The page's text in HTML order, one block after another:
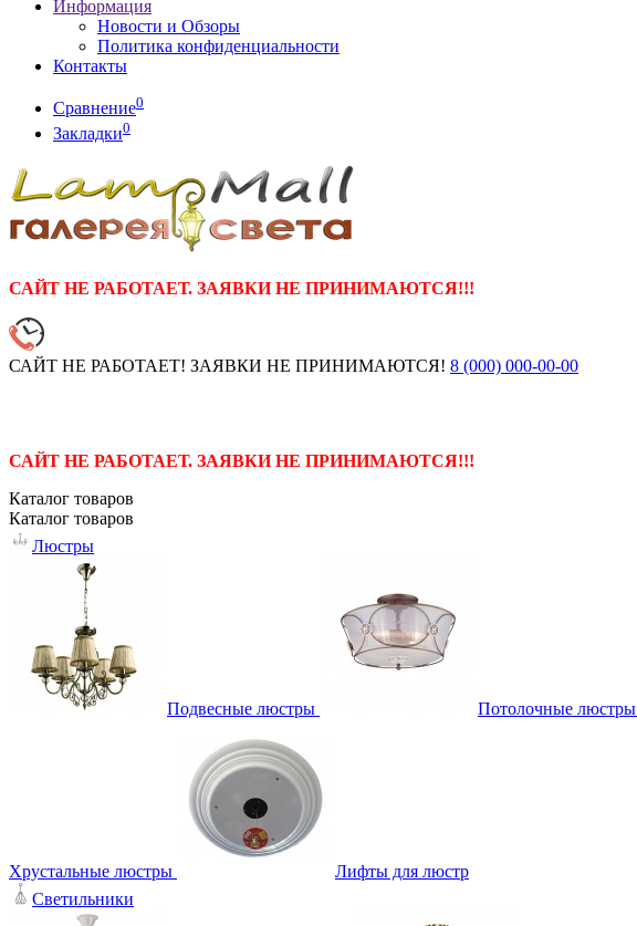
Информация
Новости и Обзоры
Политика конфиденциальности
Контакты
Сравнение0
Закладки0
САЙТ НЕ РАБОТАЕТ. ЗАЯВКИ НЕ ПРИНИМАЮТСЯ!!!
САЙТ НЕ РАБОТАЕТ! ЗАЯВКИ НЕ ПРИНИМАЮТСЯ! 8 (000) 000-00-00
САЙТ НЕ РАБОТАЕТ. ЗАЯВКИ НЕ ПРИНИМАЮТСЯ!!!
Каталог товаров
Каталог товаров
Люстры
Подвесные люстры Потолочные люстры
Хрустальные люстры
Лифты для люстр
Светильники